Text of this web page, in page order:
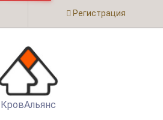
Регистрация
КровАльянс